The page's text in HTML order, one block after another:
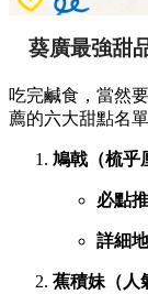
葵廣最強甜
吃完鹹食，當然
薦的六大甜點名單
鳩戟（梳乎
必點
詳細
蕉積妹（人